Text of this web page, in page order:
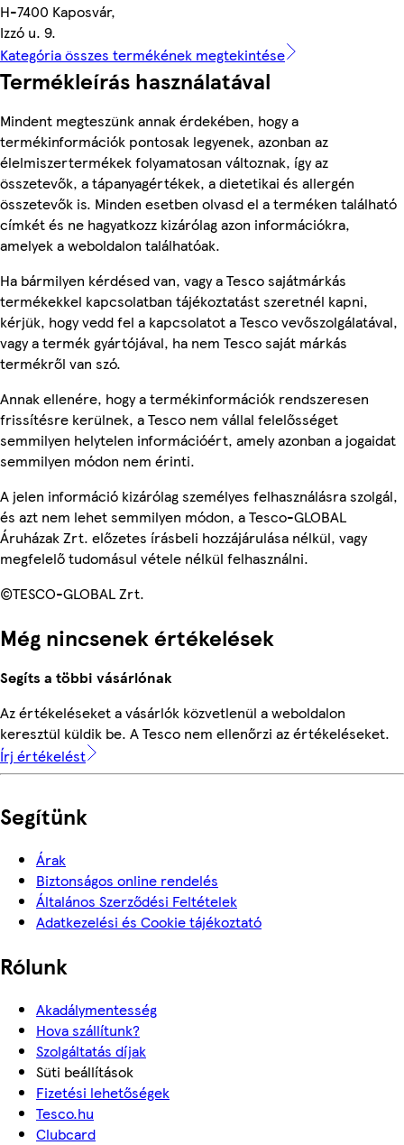
H-7400 Kaposvár,
Izzó u. 9.
Kategória összes termékének megtekintése
Termékleírás használatával
Mindent megteszünk annak érdekében, hogy a
termékinformációk pontosak legyenek, azonban az
élelmiszertermékek folyamatosan változnak, így az
összetevők, a tápanyagértékek, a dietetikai és allergén
összetevők is. Minden esetben olvasd el a terméken található
címkét és ne hagyatkozz kizárólag azon információkra,
amelyek a weboldalon találhatóak.
Ha bármilyen kérdésed van, vagy a Tesco sajátmárkás
termékekkel kapcsolatban tájékoztatást szeretnél kapni,
kérjük, hogy vedd fel a kapcsolatot a Tesco vevőszolgálatával,
vagy a termék gyártójával, ha nem Tesco saját márkás
termékről van szó.
Annak ellenére, hogy a termékinformációk rendszeresen
frissítésre kerülnek, a Tesco nem vállal felelősséget
semmilyen helytelen információért, amely azonban a jogaidat
semmilyen módon nem érinti.
A jelen információ kizárólag személyes felhasználásra szolgál,
és azt nem lehet semmilyen módon, a Tesco-GLOBAL
Áruházak Zrt. előzetes írásbeli hozzájárulása nélkül, vagy
megfelelő tudomásul vétele nélkül felhasználni.
©TESCO-GLOBAL Zrt.
Még nincsenek értékelések
Segíts a többi vásárlónak
Az értékeléseket a vásárlók közvetlenül a weboldalon
keresztül küldik be. A Tesco nem ellenőrzi az értékeléseket.
Írj értékelést
Segítünk
Árak
Biztonságos online rendelés
Általános Szerződési Feltételek
Adatkezelési és Cookie tájékoztató
Rólunk
Akadálymentesség
Hova szállítunk?
Szolgáltatás díjak
Süti beállítások
Fizetési lehetőségek
Tesco.hu
Clubcard